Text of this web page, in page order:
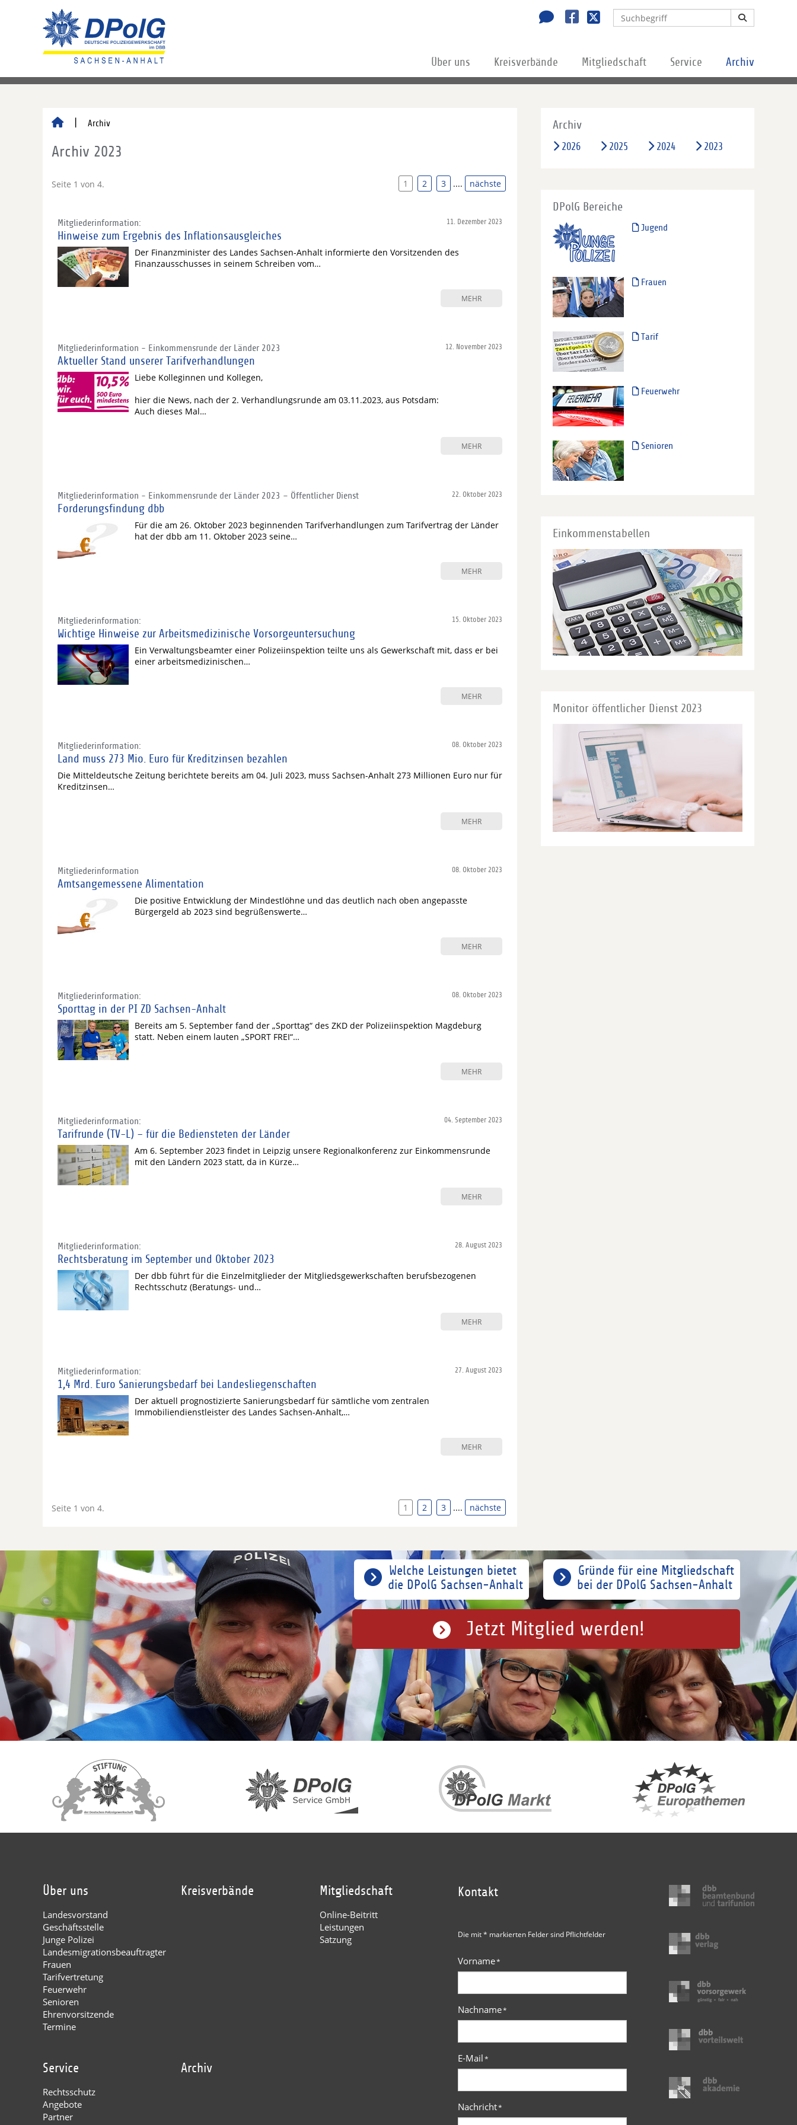
Über uns Kreisverbände Mitgliedschaft Service Archiv
Archiv
Archiv 2023
Seite 1 von 4. 1 2 3 .... nächste
11. Dezember 2023
Mitgliederinformation:
Hinweise zum Ergebnis des Inflationsausgleiches
Der Finanzminister des Landes Sachsen-Anhalt informierte den Vorsitzenden des
Finanzausschusses in seinem Schreiben vom…
MEHR
12. November 2023
Mitgliederinformation - Einkommensrunde der Länder 2023
Aktueller Stand unserer Tarifverhandlungen
Liebe Kolleginnen und Kollegen,
hier die News, nach der 2. Verhandlungsrunde am 03.11.2023, aus Potsdam:
Auch dieses Mal…
MEHR
22. Oktober 2023
Mitgliederinformation - Einkommensrunde der Länder 2023 – Öffentlicher Dienst
Forderungsfindung dbb
Für die am 26. Oktober 2023 beginnenden Tarifverhandlungen zum Tarifvertrag der Länder
hat der dbb am 11. Oktober 2023 seine…
MEHR
15. Oktober 2023
Mitgliederinformation:
Wichtige Hinweise zur Arbeitsmedizinische Vorsorgeuntersuchung
Ein Verwaltungsbeamter einer Polizeiinspektion teilte uns als Gewerkschaft mit, dass er bei
einer arbeitsmedizinischen…
MEHR
08. Oktober 2023
Mitgliederinformation:
Land muss 273 Mio. Euro für Kreditzinsen bezahlen
Die Mitteldeutsche Zeitung berichtete bereits am 04. Juli 2023, muss Sachsen-Anhalt 273 Millionen Euro nur für
Kreditzinsen…
MEHR
08. Oktober 2023
Mitgliederinformation
Amtsangemessene Alimentation
Die positive Entwicklung der Mindestlöhne und das deutlich nach oben angepasste
Bürgergeld ab 2023 sind begrüßenswerte…
MEHR
08. Oktober 2023
Mitgliederinformation:
Sporttag in der PI ZD Sachsen-Anhalt
Bereits am 5. September fand der „Sporttag“ des ZKD der Polizeiinspektion Magdeburg
statt. Neben einem lauten „SPORT FREI“…
MEHR
04. September 2023
Mitgliederinformation:
Tarifrunde (TV-L) – für die Bediensteten der Länder
Am 6. September 2023 findet in Leipzig unsere Regionalkonferenz zur Einkommensrunde
mit den Ländern 2023 statt, da in Kürze…
MEHR
28. August 2023
Mitgliederinformation:
Rechtsberatung im September und Oktober 2023
Der dbb führt für die Einzelmitglieder der Mitgliedsgewerkschaften berufsbezogenen
Rechtsschutz (Beratungs- und…
MEHR
27. August 2023
Mitgliederinformation:
1,4 Mrd. Euro Sanierungsbedarf bei Landesliegenschaften
Der aktuell prognostizierte Sanierungsbedarf für sämtliche vom zentralen
Immobiliendienstleister des Landes Sachsen-Anhalt,…
MEHR
Seite 1 von 4. 1 2 3 .... nächste
Archiv
2026 2025 2024 2023
DPolG Bereiche
Jugend
Frauen
Tarif
Feuerwehr
Senioren
Einkommenstabellen
Monitor öffentlicher Dienst 2023
Gründe für eine Mitgliedschaft
bei der DPolG Sachsen-Anhalt
Welche Leistungen bietet
die DPolG Sachsen-Anhalt
Jetzt Mitglied werden!
Über uns
Landesvorstand
Geschäftsstelle
Junge Polizei
Landesmigrationsbeauftragter
Frauen
Tarifvertretung
Feuerwehr
Senioren
Ehrenvorsitzende
Termine
Kreisverbände Mitgliedschaft
Online-Beitritt
Leistungen
Satzung
Service
Rechtsschutz
Angebote
Partner
Archiv
Kontakt
Die mit * markierten Felder sind Pflichtfelder
Vorname*
Nachname*
E-Mail*
Nachricht*